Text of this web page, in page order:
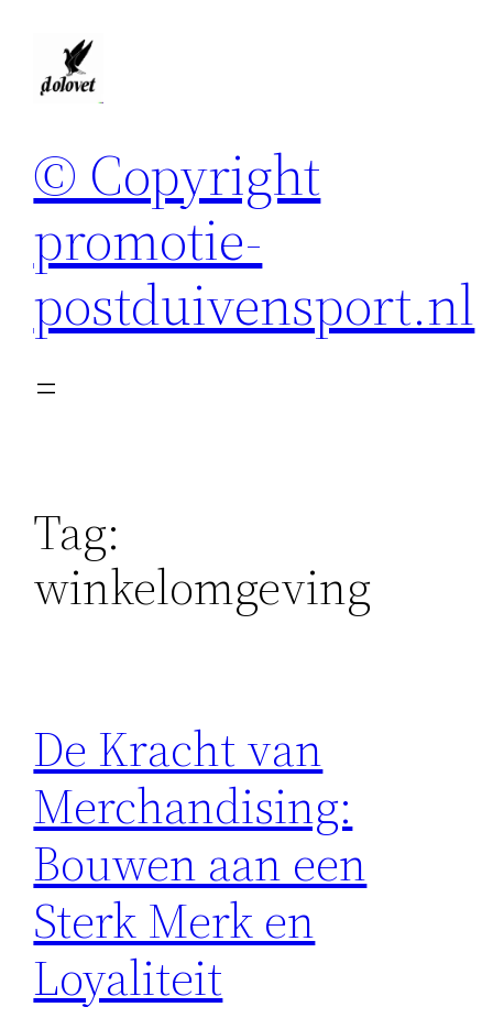
© Copyright
promotie-
postduivensport.nl
Tag:
winkelomgeving
De Kracht van
Merchandising:
Bouwen aan een
Sterk Merk en
Loyaliteit